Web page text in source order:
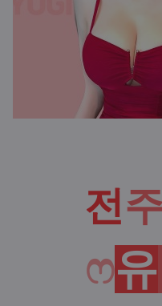
전주
ෆ유